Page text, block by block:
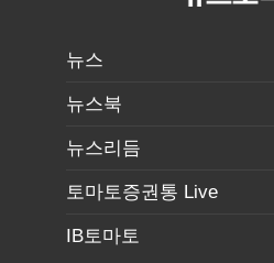
뉴스
뉴스북
뉴스리듬
토마토증권통 Live
IB토마토